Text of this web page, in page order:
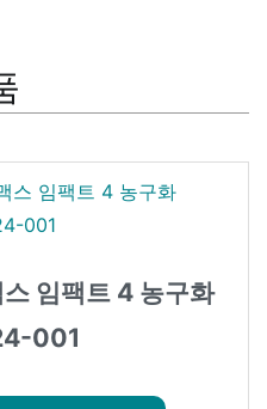
임팩트 4 농구화
001